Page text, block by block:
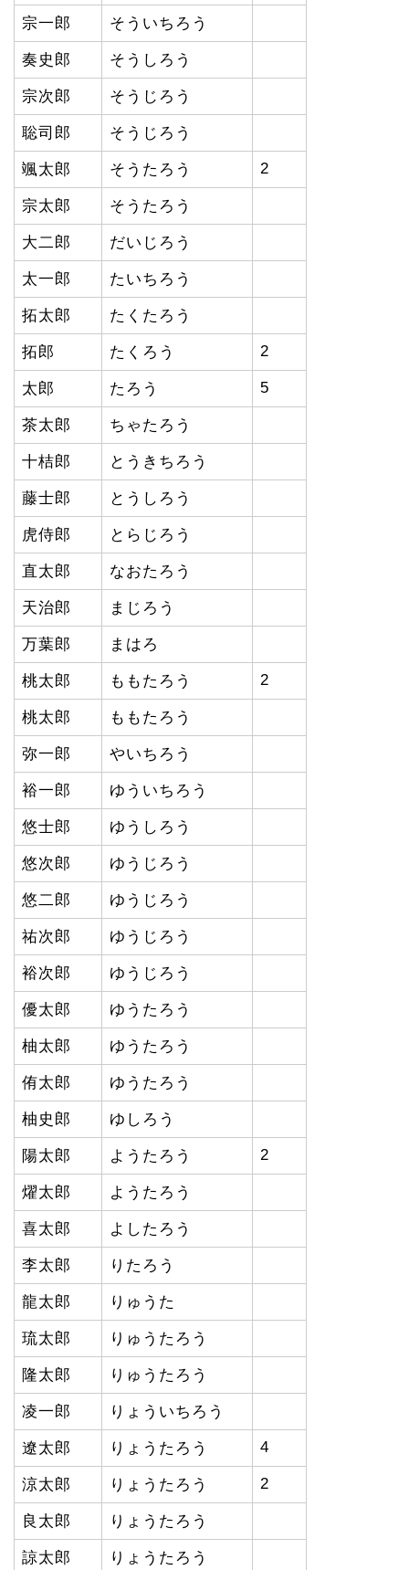
宗一郎 そういちろう
奏史郎 そうしろう
宗次郎 そうじろう
聡司郎 そうじろう
颯太郎 そうたろう 2
宗太郎 そうたろう
大二郎 だいじろう
太一郎 たいちろう
拓太郎 たくたろう
拓郎 たくろう 2
太郎 たろう 5
茶太郎 ちゃたろう
十桔郎 とうきちろう
藤士郎 とうしろう
虎侍郎 とらじろう
直太郎 なおたろう
天治郎 まじろう
万葉郎 まはろ
桃太郎 ももたろう 2
桃太郎 ももたろう
弥一郎 やいちろう
裕一郎 ゆういちろう
悠士郎 ゆうしろう
悠次郎 ゆうじろう
悠二郎 ゆうじろう
祐次郎 ゆうじろう
裕次郎 ゆうじろう
優太郎 ゆうたろう
柚太郎 ゆうたろう
侑太郎 ゆうたろう
柚史郎 ゆしろう
陽太郎 ようたろう 2
燿太郎 ようたろう
喜太郎 よしたろう
李太郎 りたろう
龍太郎 りゅうた
琉太郎 りゅうたろう
隆太郎 りゅうたろう
凌一郎 りょういちろう
遼太郎 りょうたろう 4
涼太郎 りょうたろう 2
良太郎 りょうたろう
諒太郎 りょうたろう